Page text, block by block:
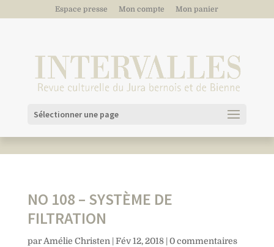
Espace presse Mon compte Mon panier
Sélectionner une page
NO 108 – SYSTÈME DE
FILTRATION
parAmélie Christen | Fév 12, 2018| 0 commentaires